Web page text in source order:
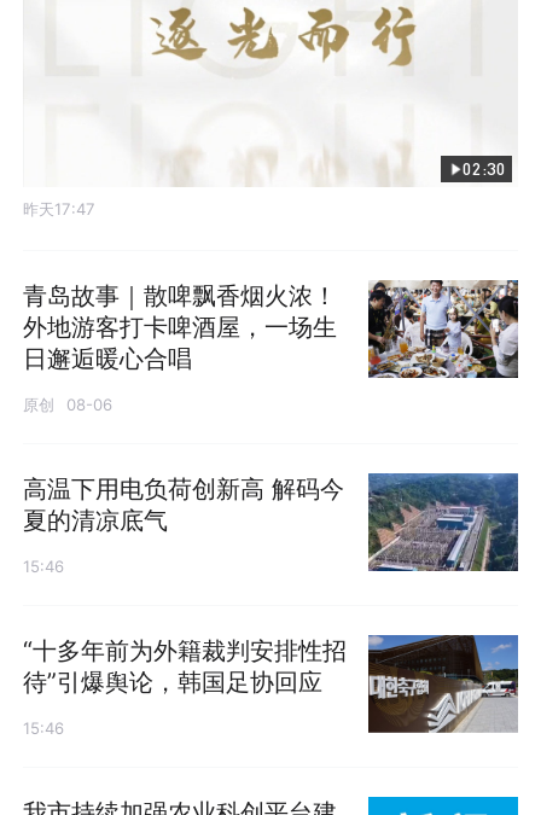
02:30
昨天17:47
青岛故事｜散啤飘香烟火浓！
外地游客打卡啤酒屋，一场生
日邂逅暖心合唱
原创 08-06
高温下用电负荷创新高 解码今
夏的清凉底气
15:46
“十多年前为外籍裁判安排性招
待”引爆舆论，韩国足协回应
15:46